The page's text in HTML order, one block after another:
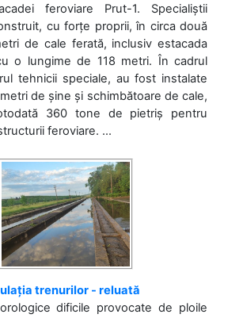
feroviare Prut-1. Specialiștii
cu forțe proprii, în circa două
de cale ferată, inclusiv estacada
o lungime de 118 metri. În cadrul
tehnicii speciale, au fost instalate
de șine și schimbătoare de cale,
360 tone de pietriș pentru
feroviare. ...
trenurilor - reluată
dificile provocate de ploile